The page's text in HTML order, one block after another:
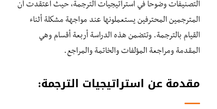
التصنيفات وضوحا في استراتيجيات الترجمة، حيث اعتقدت أن
المترجمين المحترفين يستعملونها عند مواجهة مشكلة أثناء
القيام بالترجمة. وتتضمن هذه الدراسة أربعة أقسام وهي
المقدمة ومراجعة المؤلفات والخاتمة والمراجع.
مقدمة عن استراتيجيات الترجمة: